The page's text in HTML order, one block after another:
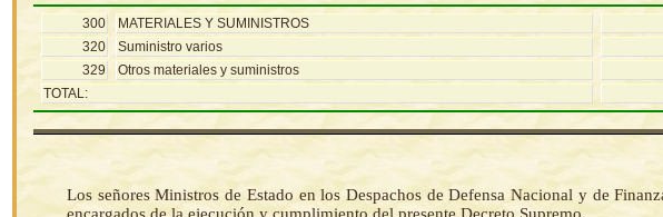
300 MATERIALES Y SUMINISTROS
320
Suministro varios
329
Otros materiales y suministros
TOTAL:
Los señores Ministros de Estado en los Despachos de Defensa Nacional y de